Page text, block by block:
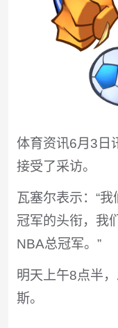
体育资讯6月3日
接受了采访。
瓦塞尔表示：“
冠军的头衔，我
NBA总冠军。”
明天上午8点半
斯。